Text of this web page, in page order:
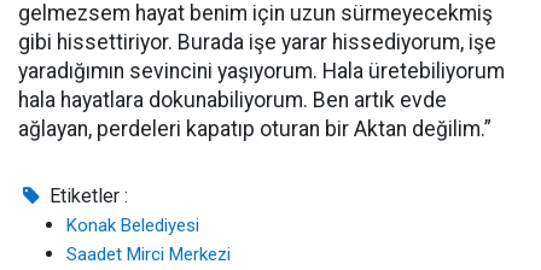
gelmezsem hayat benim için uzun sürmeyecekmiş
gibi hissettiriyor. Burada işe yarar hissediyorum, işe
yaradığımın sevincini yaşıyorum. Hala üretebiliyorum
hala hayatlara dokunabiliyorum. Ben artık evde
ağlayan, perdeleri kapatıp oturan bir Aktan değilim.”
Etiketler :
Konak Belediyesi
Saadet Mirci Merkezi